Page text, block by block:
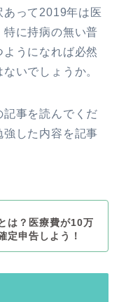
あって2019年は医
に持病の無い普
うになれば必然
いでしょうか。
事を読んでくだ
した内容を記事
は？医療費が10万
定申告しよう！